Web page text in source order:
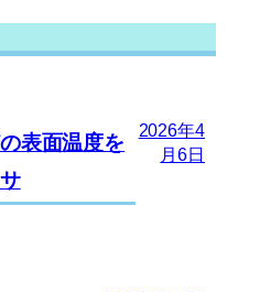
表面温度を
2026年4
月6日